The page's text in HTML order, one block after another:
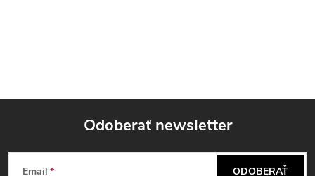
Z
Odoberať newsletter
Email ODOBERAŤ